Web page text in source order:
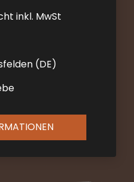
inkl. MwSt
(DE)